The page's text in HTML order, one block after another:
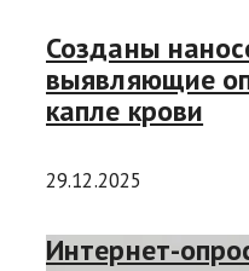
Созданы
выявляющие
капле крови
29.12.2025
Интернет-